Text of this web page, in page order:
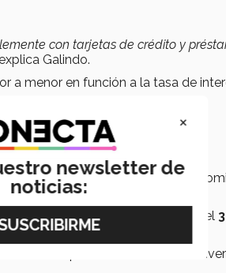
con tarjetas de crédito y
Galindo.
a menor en función a la tasa de
finanzas personales que más
transportación, servicios, etc., el
. Recuerden que antes de ahorrar o
×
newsletter de
noticias: